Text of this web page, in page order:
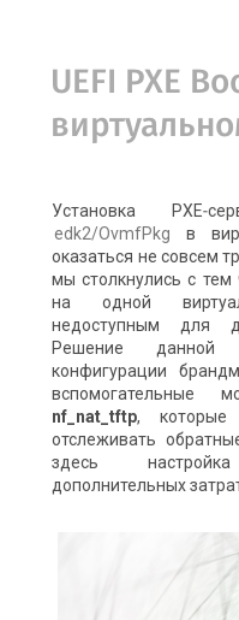
UEFI PXE
Установка
edk2/OvmfPkg в
оказаться не совсем
мы столкнулись с тем
на одной
недоступным для
Решение данной
конфигурации
вспомогательные
nf_nat_tftp, которые
отслеживать
здесь
дополнительных